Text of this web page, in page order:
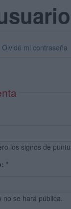
Olvidé mi contraseña
los signos de
*
no se hará pública.